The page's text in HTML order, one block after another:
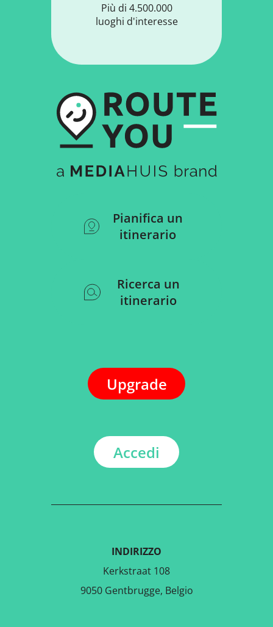
Più di 4.500.000
luoghi d'interesse
Pianifica un
itinerario
Ricerca un
itinerario
Upgrade
Accedi
INDIRIZZO
Kerkstraat 108
9050 Gentbrugge, Belgio